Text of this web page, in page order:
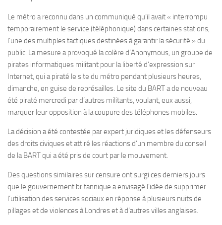
Le métro a reconnu dans un communiqué qu’il avait « interrompu
temporairement le service (téléphonique) dans certaines stations,
l’une des multiples tactiques destinées à garantir la sécurité » du
public. La mesure a provoqué la colère d’Anonymous, un groupe de
pirates informatiques militant pour la liberté d’expression sur
Internet, qui a piraté le site du métro pendant plusieurs heures,
dimanche, en guise de représailles. Le site du BART a de nouveau
été piraté mercredi par d’autres militants, voulant, eux aussi,
marquer leur opposition à la coupure des téléphones mobiles.
La décision a été contestée par expert juridiques et les défenseurs
des droits civiques et attiré les réactions d’un membre du conseil
de la BART qui a été pris de court par le mouvement.
Des questions similaires sur censure ont surgi ces derniers jours
que le gouvernement britannique a envisagé l’idée de supprimer
l’utilisation des services sociaux en réponse à plusieurs nuits de
pillages et de violences à Londres et à d’autres villes anglaises.